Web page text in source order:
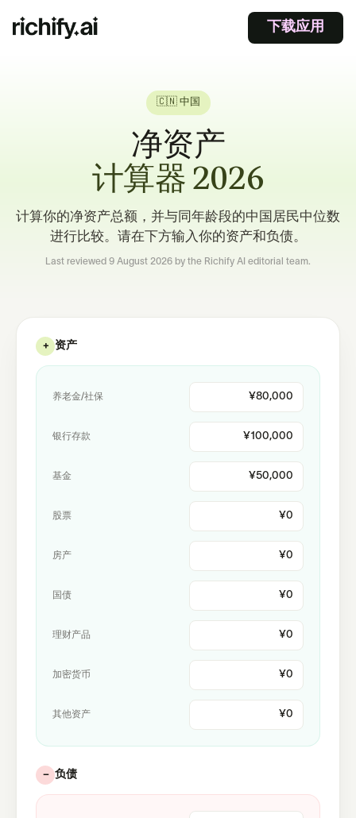
下载应用
🇨🇳 中国
净资产
计算器 2026
计算你的净资产总额，并与同年龄段的中国居民中位数
进行比较。请在下方输入你的资产和负债。
Last reviewed 9 August 2026 by the Richify AI editorial team.
+ 资产
养老金/社保
银行存款
基金
股票
房产
国债
理财产品
加密货币
其他资产
− 负债